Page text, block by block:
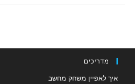
מדריכים
איך לאפיין משחק מחשב